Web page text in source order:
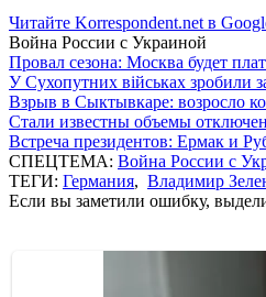
Читайте Korrespondent.net в
Война России с Украиной
Провал сезона: Москва будет
У Сухопутних військах зробили
Взрыв в Сыктывкаре: возросло
Стали известны объемы
Встреча президентов: Ермак и
СПЕЦТЕМА: Война России с
ТЕГИ: Германия, Владимир
Если вы заметили ошибку,